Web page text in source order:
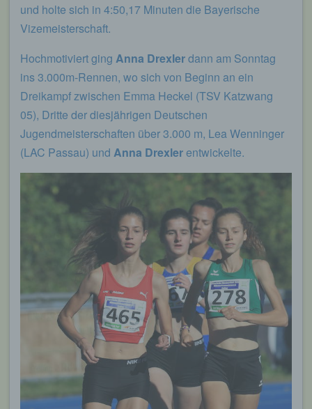
und holte sich in 4:50,17 Minuten die Bayerische
Vizemeisterschaft.
Hochmotiviert ging Anna Drexlerdann am Sonntag
ins 3.000m-Rennen, wo sich von Beginn an ein
Dreikampf zwischen Emma Heckel (TSV Katzwang
05), Dritte der diesjährigen Deutschen
Jugendmeisterschaften über 3.000 m, Lea Wenninger
(LAC Passau) und Anna Drexlerentwickelte.